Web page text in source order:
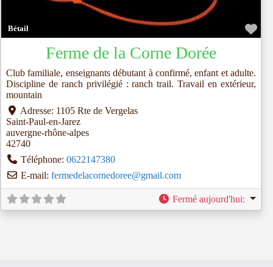
Bétail
Ferme de la Corne Dorée
Club familiale, enseignants débutant à confirmé, enfant et adulte.
Discipline de ranch privilégié : ranch trail. Travail en extérieur,
mountain
Adresse: 1105 Rte de Vergelas
Saint-Paul-en-Jarez
auvergne-rhône-alpes
42740
Téléphone: 0622147380
E-mail: fermedelacornedoree@gmail.com
Fermé aujourd'hui: